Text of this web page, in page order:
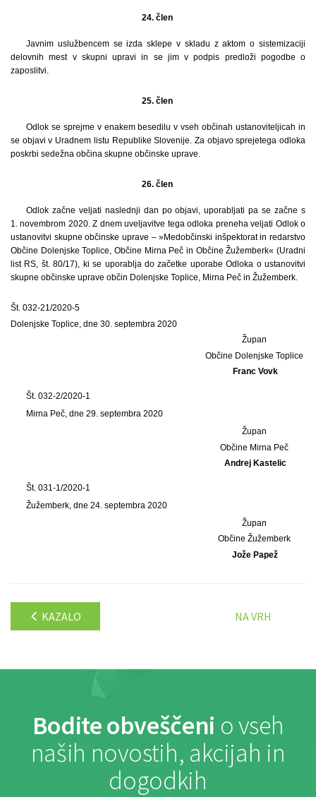
24. člen
Javnim uslužbencem se izda sklepe v skladu z aktom o sistemizaciji
delovnih mest v skupni upravi in se jim v podpis predloži pogodbe o
zaposlitvi.
25. člen
Odlok se sprejme v enakem besedilu v vseh občinah ustanoviteljicah in
se objavi v Uradnem listu Republike Slovenije. Za objavo sprejetega odloka
poskrbi sedežna občina skupne občinske uprave.
26. člen
Odlok začne veljati naslednji dan po objavi, uporabljati pa se začne s
1. novembrom 2020. Z dnem uveljavitve tega odloka preneha veljati Odlok o
ustanovitvi skupne občinske uprave – »Medobčinski inšpektorat in redarstvo
Občine Dolenjske Toplice, Občine Mirna Peč in Občine Žužemberk« (Uradni
list RS, št. 80/17), ki se uporablja do začetke uporabe Odloka o ustanovitvi
skupne občinske uprave občin Dolenjske Toplice, Mirna Peč in Žužemberk.
Št. 032-21/2020-5
Dolenjske Toplice, dne 30. septembra 2020
Župan
Občine Dolenjske Toplice
Franc Vovk
Št. 032-2/2020-1
Mirna Peč, dne 29. septembra 2020
Župan
Občine Mirna Peč
Andrej Kastelic
Št. 031-1/2020-1
Žužemberk, dne 24. septembra 2020
Župan
Občine Žužemberk
Jože Papež
KAZALO NA VRH
Bodite obveščeni o vseh
naših novostih, akcijah in
dogodkih